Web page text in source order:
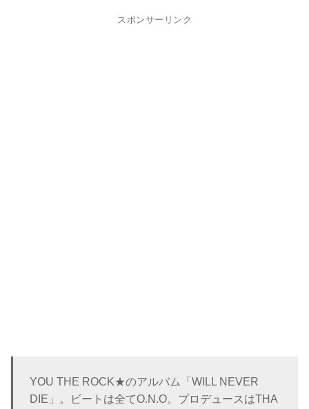
スポンサーリンク
YOU THE ROCK★のアルバム「WILL NEVER
DIE」。ビートは全てO.N.O。プロデュースはTHA